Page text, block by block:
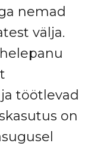
nemad
välja.
töötlevad
on